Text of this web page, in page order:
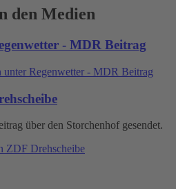
den Medien
- MDR Beitrag
unter Regenwetter - MDR Beitrag
über den Storchenhof gesendet.
ZDF Drehscheibe